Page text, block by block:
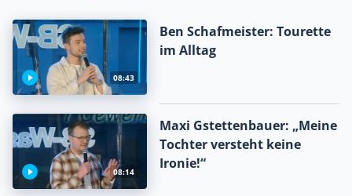
08:43
Ben Schafmeister: Tourette
im Alltag
08:14
Maxi Gstettenbauer: „Meine
Tochter versteht keine
Ironie!“